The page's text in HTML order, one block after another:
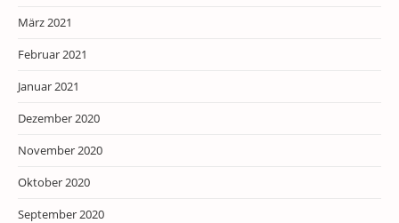
März 2021
Februar 2021
Januar 2021
Dezember 2020
November 2020
Oktober 2020
September 2020